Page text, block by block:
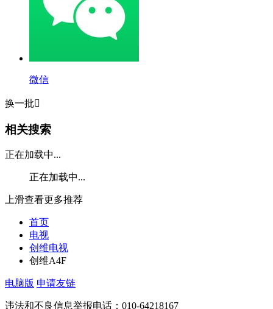
微信
换一批
相关搜索
正在加载中...
正在加载中...
上滑查看更多推荐
首页
电视
创维电视
创维A4F
电脑版 申请友链
违法和不良信息举报电话：010-64218167